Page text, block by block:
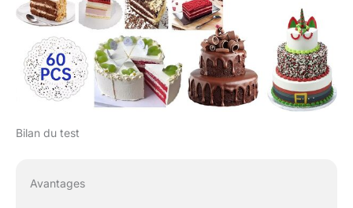
décoration de gâteau
avec support à gâteau
pour faire n'importe quel
gâteau comme débutant
et professionnel pour la
maison et la cuisine.
AVIS ! Vous recevrez 3
Bilan du test
Avantages